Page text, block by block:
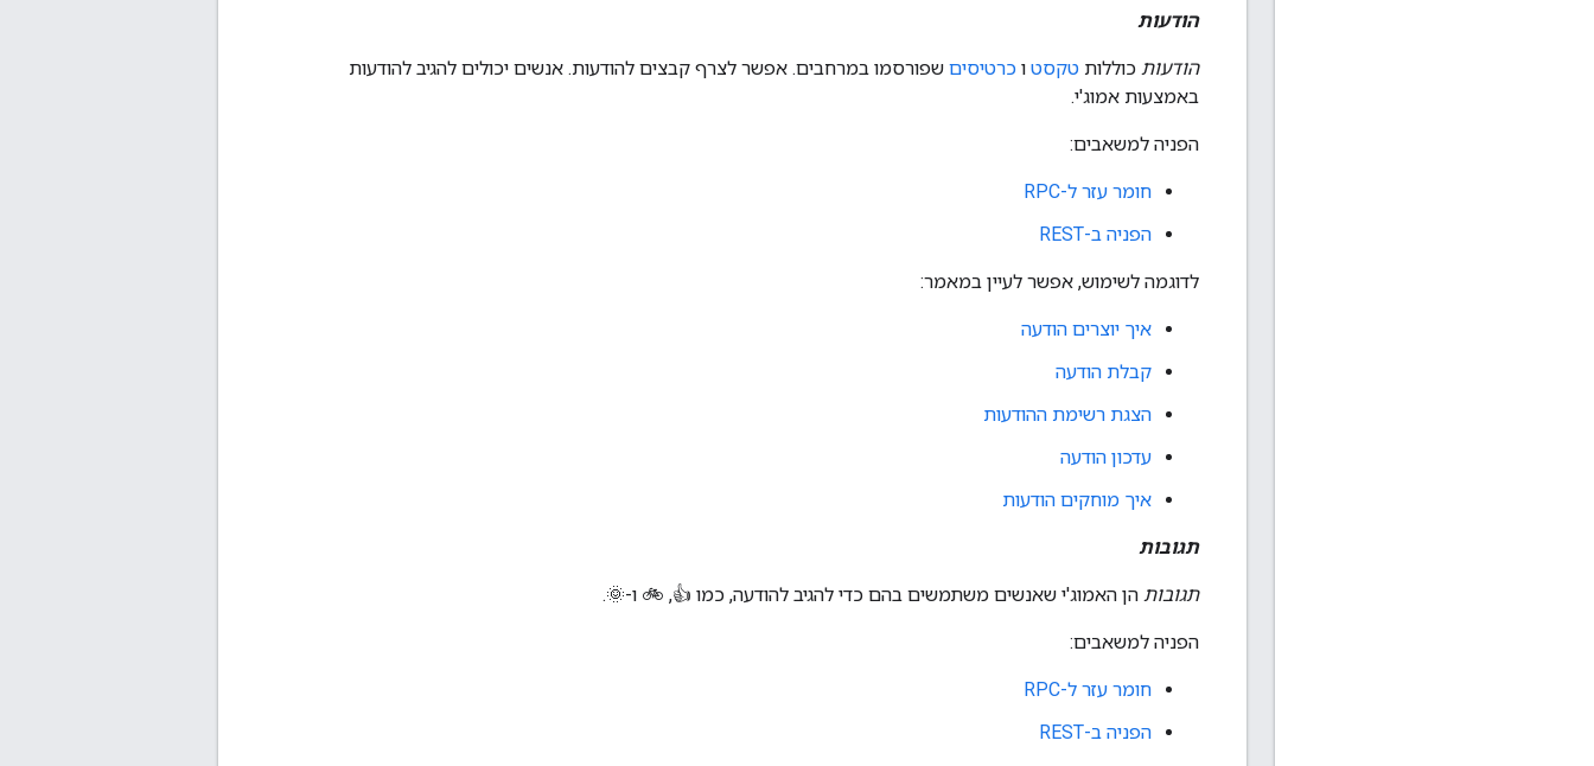
הודעות
הודעות כוללות טקסט ו כרטיסים שפורסמו במרחבים. אפשר לצרף קבצים להודעות. אנשים יכולים להגיב להודעות
באמצעות אמוג'י.
הפניה למשאבים:
חומר עזר ל-RPC
הפניה ב-REST
לדוגמה לשימוש, אפשר לעיין במאמר:
איך יוצרים הודעה
קבלת הודעה
הצגת רשימת ההודעות
עדכון הודעה
איך מוחקים הודעות
תגובות
תגובות הן האמוג'י שאנשים משתמשים בהם כדי להגיב להודעה, כמו 👍,‏ 🚲 ו-🌞.
הפניה למשאבים:
חומר עזר ל-RPC
הפניה ב-REST